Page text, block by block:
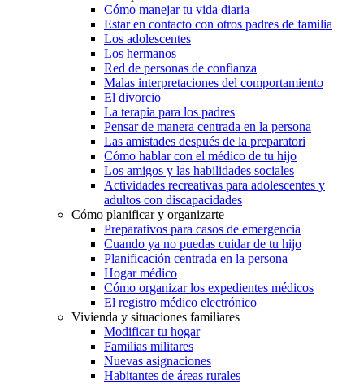
Cómo manejar tu vida diaria
Estar en contacto con otros padres de familia
Los adolescentes
Los hermanos
Red de personas de confianza
Malas interpretaciones del comportamiento
El divorcio
La terapia para los padres
Pensar de manera centrada en la persona
Las amistades después de la preparatori
Cómo hablar con el médico de tu hijo
Los amigos y las habilidades sociales
Actividades recreativas para adolescentes y
adultos con discapacidades
Cómo planificar y organizarte
Preparativos para casos de emergencia
Cuando ya no puedas cuidar de tu hijo
Planificación centrada en la persona
Hogar médico
Cómo organizar los expedientes médicos
El registro médico electrónico
Vivienda y situaciones familiares
Modificar tu hogar
Familias militares
Nuevas asignaciones
Habitantes de áreas rurales